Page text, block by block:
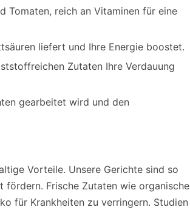
Tomaten, reich an Vitaminen für eine
liefert und Ihre Energie boostet.
Zutaten Ihre Verdauung
gearbeitet wird und den
Vorteile. Unsere Gerichte sind so
fördern. Frische Zutaten wie organische
für Krankheiten zu verringern. Studien